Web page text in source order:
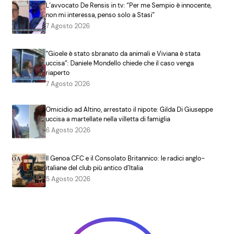
L’avvocato De Rensis in tv: “Per me Sempio è innocente,
non mi interessa, penso solo a Stasi”
7 Agosto 2026
“Gioele è stato sbranato da animali e Viviana è stata
uccisa”: Daniele Mondello chiede che il caso venga
riaperto
7 Agosto 2026
Omicidio ad Altino, arrestato il nipote: Gilda Di Giuseppe
uccisa a martellate nella villetta di famiglia
6 Agosto 2026
Il Genoa CFC e il Consolato Britannico: le radici anglo-
italiane del club più antico d’Italia
5 Agosto 2026